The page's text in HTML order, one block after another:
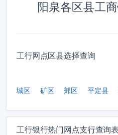
阳泉各区县工
工行网点区县选择查询
城区 矿区 郊区 平定县
工行银行热门网点支行查询表